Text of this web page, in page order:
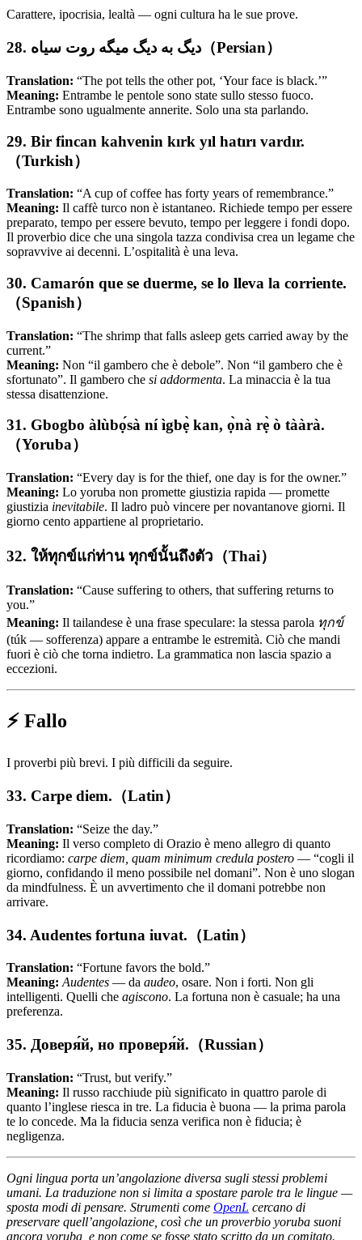
Carattere, ipocrisia, lealtà — ogni cultura ha le sue prove.
28. دیگ به دیگ میگه روت سیاه（Persian）
Translation: “The pot tells the other pot, ‘Your face is black.’”
Meaning: Entrambe le pentole sono state sullo stesso fuoco.
Entrambe sono ugualmente annerite. Solo una sta parlando.
29. Bir fincan kahvenin kırk yıl hatırı vardır.
（Turkish）
Translation: “A cup of coffee has forty years of remembrance.”
Meaning: Il caffè turco non è istantaneo. Richiede tempo per essere
preparato, tempo per essere bevuto, tempo per leggere i fondi dopo.
Il proverbio dice che una singola tazza condivisa crea un legame che
sopravvive ai decenni. L’ospitalità è una leva.
30. Camarón que se duerme, se lo lleva la corriente.
（Spanish）
Translation: “The shrimp that falls asleep gets carried away by the
current.”
Meaning: Non “il gambero che è debole”. Non “il gambero che è
sfortunato”. Il gambero che si addormenta. La minaccia è la tua
stessa disattenzione.
31. Gbogbo àlùbọ́sà ní ìgbẹ̀ kan, ọ̀nà rẹ̀ ò tààrà.
（Yoruba）
Translation: “Every day is for the thief, one day is for the owner.”
Meaning: Lo yoruba non promette giustizia rapida — promette
giustizia inevitabile. Il ladro può vincere per novantanove giorni. Il
giorno cento appartiene al proprietario.
32. ให้ทุกข์แก่ท่าน ทุกข์นั้นถึงตัว（Thai）
Translation: “Cause suffering to others, that suffering returns to
you.”
Meaning: Il tailandese è una frase speculare: la stessa parola ทุกข์
(túk — sofferenza) appare a entrambe le estremità. Ciò che mandi
fuori è ciò che torna indietro. La grammatica non lascia spazio a
eccezioni.
⚡ Fallo
I proverbi più brevi. I più difficili da seguire.
33. Carpe diem.（Latin）
Translation: “Seize the day.”
Meaning: Il verso completo di Orazio è meno allegro di quanto
ricordiamo: carpe diem, quam minimum credula postero — “cogli il
giorno, confidando il meno possibile nel domani”. Non è uno slogan
da mindfulness. È un avvertimento che il domani potrebbe non
arrivare.
34. Audentes fortuna iuvat.（Latin）
Translation: “Fortune favors the bold.”
Meaning: Audentes — da audeo, osare. Non i forti. Non gli
intelligenti. Quelli che agiscono. La fortuna non è casuale; ha una
preferenza.
35. Доверя́й, но проверя́й.（Russian）
Translation: “Trust, but verify.”
Meaning: Il russo racchiude più significato in quattro parole di
quanto l’inglese riesca in tre. La fiducia è buona — la prima parola
te lo concede. Ma la fiducia senza verifica non è fiducia; è
negligenza.
Ogni lingua porta un’angolazione diversa sugli stessi problemi
umani. La traduzione non si limita a spostare parole tra le lingue —
sposta modi di pensare. Strumenti come OpenL cercano di
preservare quell’angolazione, così che un proverbio yoruba suoni
ancora yoruba, e non come se fosse stato scritto da un comitato.